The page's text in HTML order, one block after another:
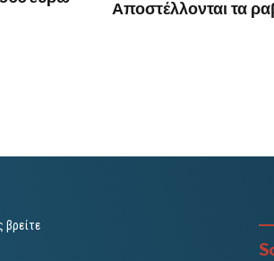
Αποστέλλονται τα
βρείτε